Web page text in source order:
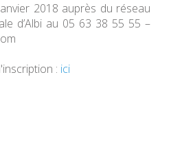
2018 auprès du réseau
d’Albi au 05 63 38 55 55 –
: ici